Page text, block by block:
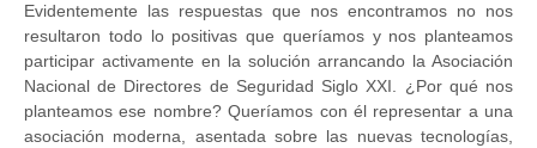
Evidentemente las respuestas que nos encontramos no nos
resultaron todo lo positivas que queríamos y nos planteamos
participar activamente en la solución arrancando la Asociación
Nacional de Directores de Seguridad Siglo XXI. ¿Por qué nos
planteamos ese nombre? Queríamos con él representar a una
asociación moderna, asentada sobre las nuevas tecnologías,